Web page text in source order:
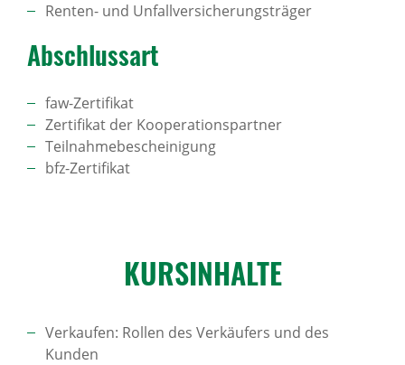
Renten- und Unfallversicherungsträger
Abschlussart
faw-Zertifikat
Zertifikat der Kooperationspartner
Teilnahmebescheinigung
bfz-Zertifikat
KURS­IN­HALTE
Verkaufen: Rollen des Verkäufers und des
Kunden